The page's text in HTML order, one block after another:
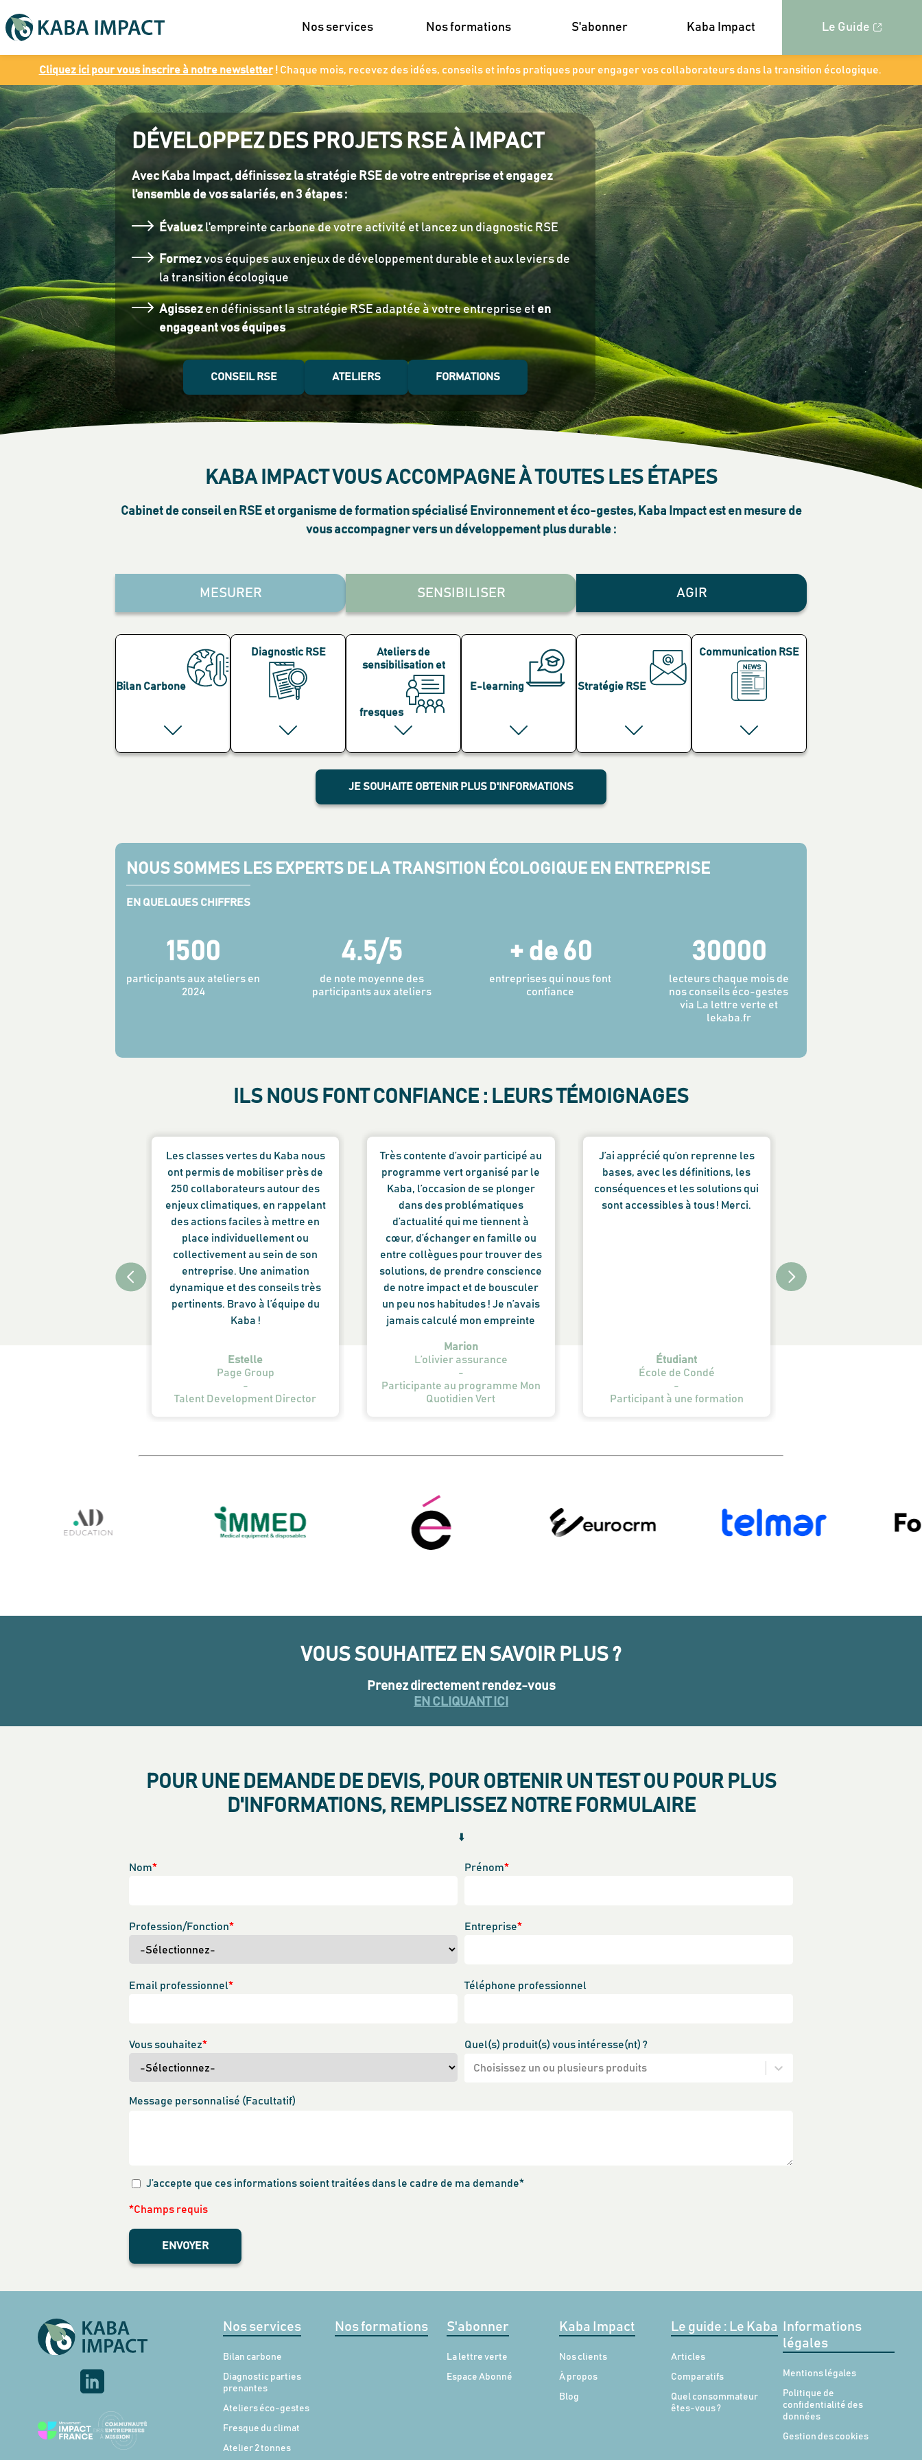
Nos services Nos formations S'abonner Kaba Impact Le Guide
Cliquez ici pour vous inscrire à notre newsletter! Chaque mois, recevez des idées, conseils et infos pratiques pour engager vos collaborateurs dans la transition écologique.
DÉVELOPPEZ DES PROJETS RSE À IMPACT
Avec Kaba Impact, définissez la stratégie RSE de votre entreprise et engagez
l'ensemble de vos salariés, en 3 étapes :
Évaluezl'empreinte carbone de votre activité et lancez un diagnostic RSE
Formezvos équipes aux enjeux de développement durable et aux leviers de
la transition écologique
Agissez en définissant la stratégie RSE adaptée à votre entreprise et en
engageant vos équipes
CONSEIL RSE ATELIERS FORMATIONS
KABA IMPACT VOUS ACCOMPAGNE À TOUTES LES ÉTAPES
Cabinet de conseil en RSE et organisme de formation spécialisé Environnement et éco-gestes, Kaba Impact est en mesure de
vous accompagner vers un développement plus durable :
MESURER
Bilan Carbone
Diagnostic RSE
SENSIBILISER
Ateliers de
sensibilisation et
fresques
E-learning
AGIR
Stratégie RSE
Communication RSE
JE SOUHAITE OBTENIR PLUS D'INFORMATIONS
NOUS SOMMES LES EXPERTS DE LA TRANSITION ÉCOLOGIQUE EN ENTREPRISE
EN QUELQUES CHIFFRES
1500
participants aux ateliers en
2024
4.5/5
de note moyenne des
participants aux ateliers
+ de 60
entreprises qui nous font
confiance
30000
lecteurs chaque mois de
nos conseils éco-gestes
via La lettre verte et
lekaba.fr
ILS NOUS FONT CONFIANCE : LEURS TÉMOIGNAGES
Les classes vertes du Kaba nous
ont permis de mobiliser près de
250 collaborateurs autour des
enjeux climatiques, en rappelant
des actions faciles à mettre en
place individuellement ou
collectivement au sein de son
entreprise. Une animation
dynamique et des conseils très
pertinents. Bravo à l’équipe du
Kaba !
Estelle
Page Group
-
Talent Development Director
Très contente d’avoir participé au
programme vert organisé par le
Kaba, l’occasion de se plonger
dans des problématiques
d’actualité qui me tiennent à
cœur, d’échanger en famille ou
entre collègues pour trouver des
solutions, de prendre conscience
de notre impact et de bousculer
un peu nos habitudes ! Je n’avais
jamais calculé mon empreinte
compte de l’impact de manger de
voiture, même pour des petits
trajets… Il est temps de changer !
Marion
L’olivier assurance
-
Participante au programme Mon
Quotidien Vert
J’ai apprécié qu’on reprenne les
bases, avec les définitions, les
conséquences et les solutions qui
sont accessibles à tous ! Merci.
Étudiant
École de Condé
-
Participant à une formation
VOUS SOUHAITEZ EN SAVOIR PLUS ?
Prenez directement rendez-vous
EN CLIQUANT ICI
POUR UNE DEMANDE DE DEVIS, POUR OBTENIR UN TEST OU POUR PLUS
D'INFORMATIONS, REMPLISSEZ NOTRE FORMULAIRE
⬇️
Nom* Prénom*
Profession/Fonction* Entreprise*
Email professionnel* Téléphone professionnel
Vous souhaitez* Quel(s) produit(s) vous intéresse(nt) ?
Choisissez un ou plusieurs produits
Message personnalisé (Facultatif)
J’accepte que ces informations soient traitées dans le cadre de ma demande*
*Champs requis
ENVOYER
Nos services
Bilan carbone
Diagnostic parties
prenantes
Ateliers éco-gestes
Fresque du climat
Atelier 2 tonnes
Nos formations S'abonner
La lettre verte
Espace Abonné
Kaba Impact
Nos clients
À propos
Blog
Le guide : Le Kaba
Articles
Comparatifs
Quel consommateur
êtes-vous ?
Informations
légales
Mentions légales
Politique de
confidentialité des
données
Gestion des cookies